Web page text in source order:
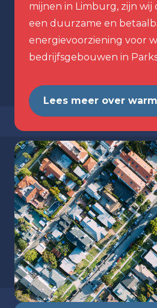
mijnen in Limburg, zijn
een duurzame en
energievoorziening voor
bedrijfsgebouwen in
Lees meer over